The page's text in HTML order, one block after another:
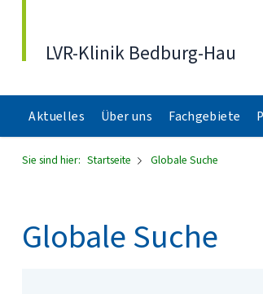
LVR-Klinik Bedburg-Hau
Aktuelles Über uns Fachgebiete
Sie sind hier: Startseite Globale Suche
Globale Suche